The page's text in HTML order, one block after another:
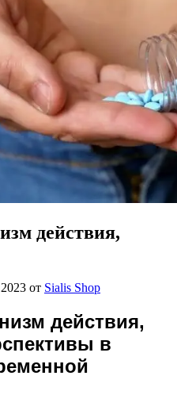
действия,
от Sialis Shop
действия,
в